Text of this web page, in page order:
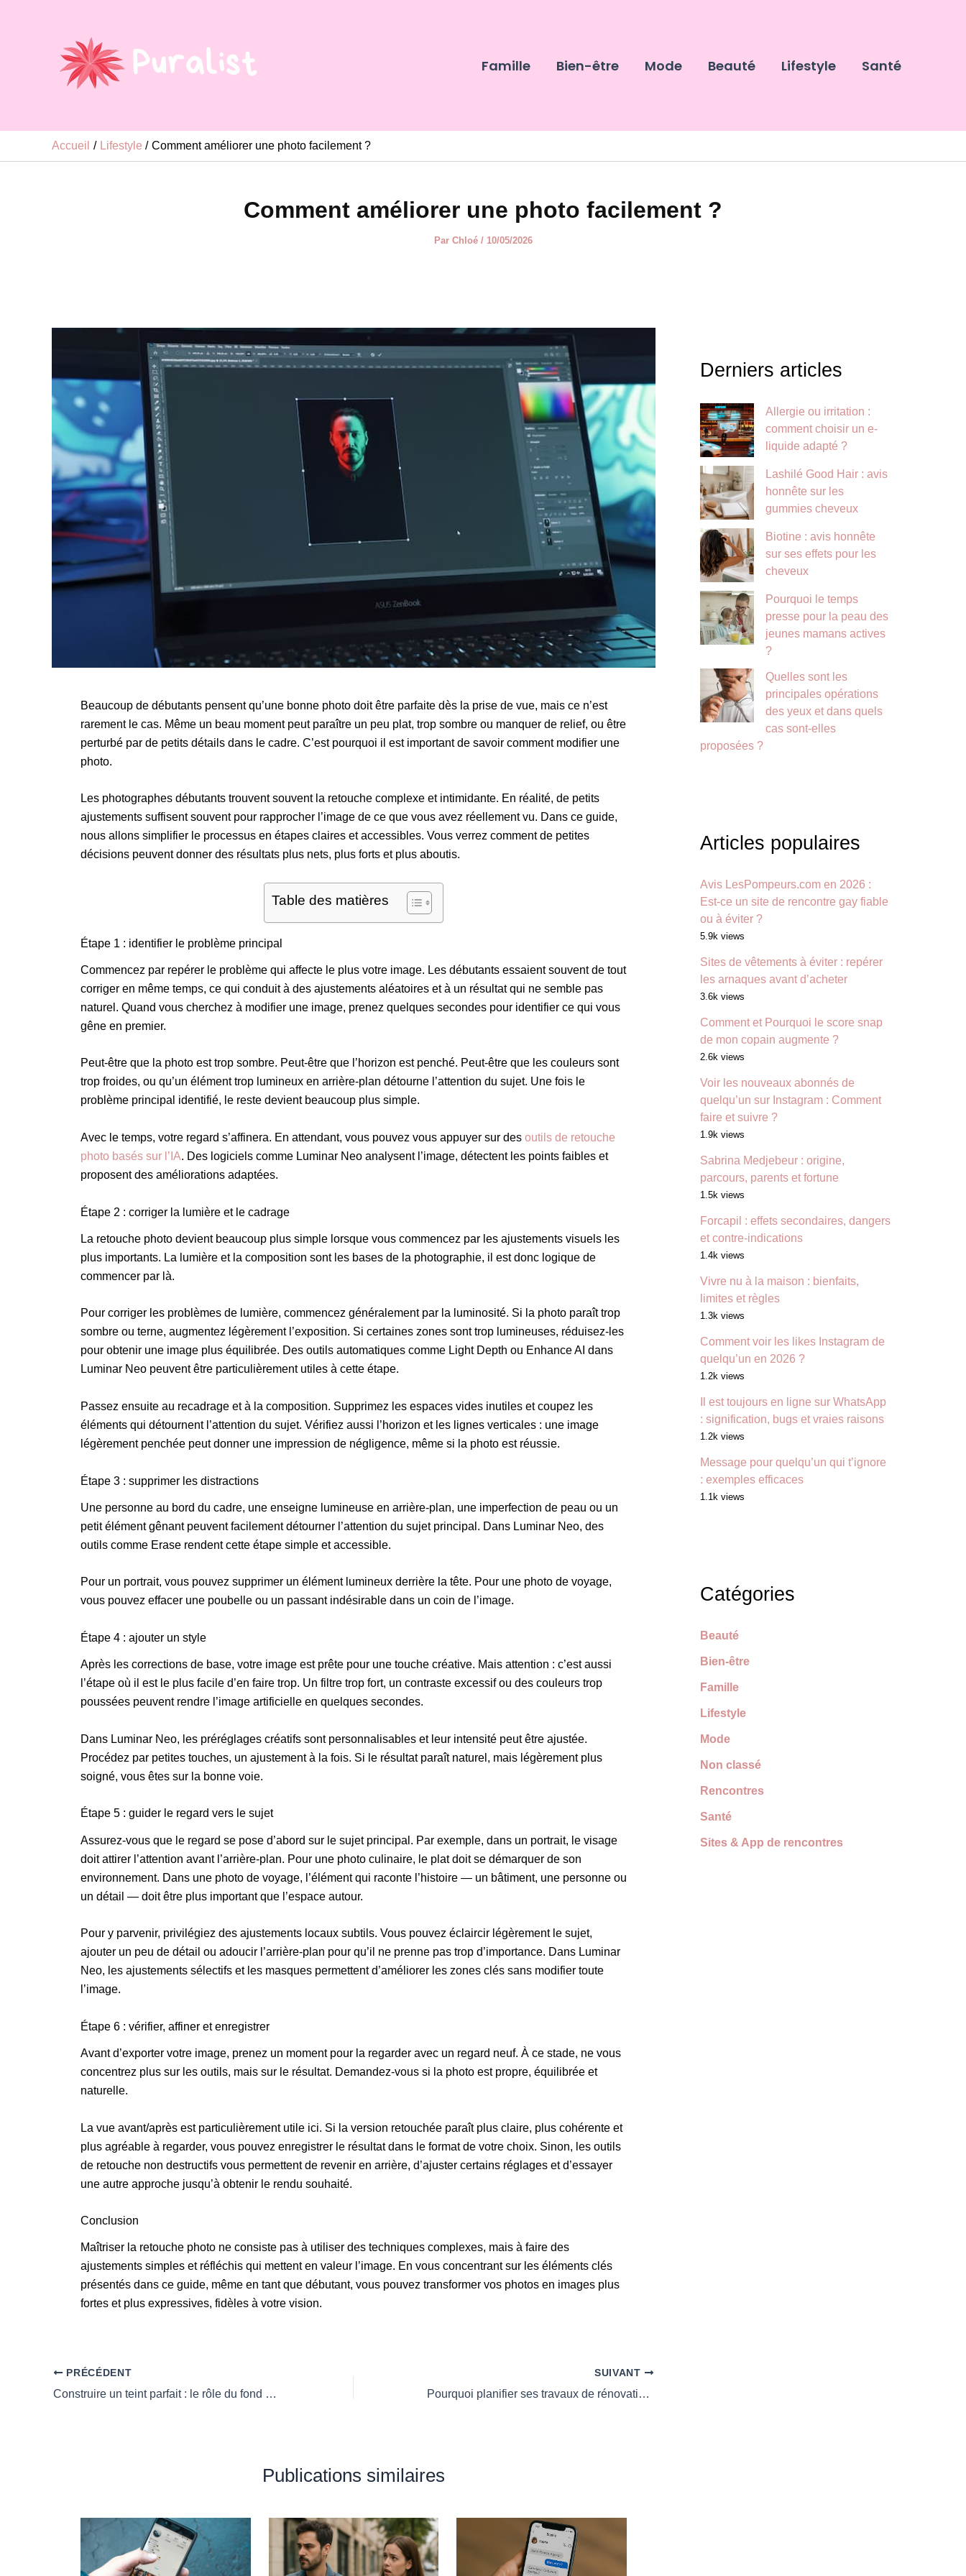
Famille Bien-être Mode Beauté Lifestyle Santé
Accueil Lifestyle Comment améliorer une photo facilement ?
Comment améliorer une photo facilement ?
Par Chloé / 10/05/2026
Beaucoup de débutants pensent qu’une bonne photo doit être parfaite dès la prise de vue, mais ce n’est
rarement le cas. Même un beau moment peut paraître un peu plat, trop sombre ou manquer de relief, ou être
perturbé par de petits détails dans le cadre. C’est pourquoi il est important de savoir comment modifier une
photo.
Les photographes débutants trouvent souvent la retouche complexe et intimidante. En réalité, de petits
ajustements suffisent souvent pour rapprocher l’image de ce que vous avez réellement vu. Dans ce guide,
nous allons simplifier le processus en étapes claires et accessibles. Vous verrez comment de petites
décisions peuvent donner des résultats plus nets, plus forts et plus aboutis.
Table des matières
Étape 1 : identifier le problème principal
Commencez par repérer le problème qui affecte le plus votre image. Les débutants essaient souvent de tout
corriger en même temps, ce qui conduit à des ajustements aléatoires et à un résultat qui ne semble pas
naturel. Quand vous cherchez à modifier une image, prenez quelques secondes pour identifier ce qui vous
gêne en premier.
Peut-être que la photo est trop sombre. Peut-être que l’horizon est penché. Peut-être que les couleurs sont
trop froides, ou qu’un élément trop lumineux en arrière-plan détourne l’attention du sujet. Une fois le
problème principal identifié, le reste devient beaucoup plus simple.
Avec le temps, votre regard s’affinera. En attendant, vous pouvez vous appuyer sur des outils de retouche
photo basés sur l’IA. Des logiciels comme Luminar Neo analysent l’image, détectent les points faibles et
proposent des améliorations adaptées.
Étape 2 : corriger la lumière et le cadrage
La retouche photo devient beaucoup plus simple lorsque vous commencez par les ajustements visuels les
plus importants. La lumière et la composition sont les bases de la photographie, il est donc logique de
commencer par là.
Pour corriger les problèmes de lumière, commencez généralement par la luminosité. Si la photo paraît trop
sombre ou terne, augmentez légèrement l’exposition. Si certaines zones sont trop lumineuses, réduisez-les
pour obtenir une image plus équilibrée. Des outils automatiques comme Light Depth ou Enhance AI dans
Luminar Neo peuvent être particulièrement utiles à cette étape.
Passez ensuite au recadrage et à la composition. Supprimez les espaces vides inutiles et coupez les
éléments qui détournent l’attention du sujet. Vérifiez aussi l’horizon et les lignes verticales : une image
légèrement penchée peut donner une impression de négligence, même si la photo est réussie.
Étape 3 : supprimer les distractions
Une personne au bord du cadre, une enseigne lumineuse en arrière-plan, une imperfection de peau ou un
petit élément gênant peuvent facilement détourner l’attention du sujet principal. Dans Luminar Neo, des
outils comme Erase rendent cette étape simple et accessible.
Pour un portrait, vous pouvez supprimer un élément lumineux derrière la tête. Pour une photo de voyage,
vous pouvez effacer une poubelle ou un passant indésirable dans un coin de l’image.
Étape 4 : ajouter un style
Après les corrections de base, votre image est prête pour une touche créative. Mais attention : c’est aussi
l’étape où il est le plus facile d’en faire trop. Un filtre trop fort, un contraste excessif ou des couleurs trop
poussées peuvent rendre l’image artificielle en quelques secondes.
Dans Luminar Neo, les préréglages créatifs sont personnalisables et leur intensité peut être ajustée.
Procédez par petites touches, un ajustement à la fois. Si le résultat paraît naturel, mais légèrement plus
soigné, vous êtes sur la bonne voie.
Étape 5 : guider le regard vers le sujet
Assurez-vous que le regard se pose d’abord sur le sujet principal. Par exemple, dans un portrait, le visage
doit attirer l’attention avant l’arrière-plan. Pour une photo culinaire, le plat doit se démarquer de son
environnement. Dans une photo de voyage, l’élément qui raconte l’histoire — un bâtiment, une personne ou
un détail — doit être plus important que l’espace autour.
Pour y parvenir, privilégiez des ajustements locaux subtils. Vous pouvez éclaircir légèrement le sujet,
ajouter un peu de détail ou adoucir l’arrière-plan pour qu’il ne prenne pas trop d’importance. Dans Luminar
Neo, les ajustements sélectifs et les masques permettent d’améliorer les zones clés sans modifier toute
l’image.
Étape 6 : vérifier, affiner et enregistrer
Avant d’exporter votre image, prenez un moment pour la regarder avec un regard neuf. À ce stade, ne vous
concentrez plus sur les outils, mais sur le résultat. Demandez-vous si la photo est propre, équilibrée et
naturelle.
La vue avant/après est particulièrement utile ici. Si la version retouchée paraît plus claire, plus cohérente et
plus agréable à regarder, vous pouvez enregistrer le résultat dans le format de votre choix. Sinon, les outils
de retouche non destructifs vous permettent de revenir en arrière, d’ajuster certains réglages et d’essayer
une autre approche jusqu’à obtenir le rendu souhaité.
Conclusion
Maîtriser la retouche photo ne consiste pas à utiliser des techniques complexes, mais à faire des
ajustements simples et réfléchis qui mettent en valeur l’image. En vous concentrant sur les éléments clés
présentés dans ce guide, même en tant que débutant, vous pouvez transformer vos photos en images plus
fortes et plus expressives, fidèles à votre vision.
PRÉCÉDENT
Construire un teint parfait : le rôle du fond de teint dans un maquillage réussi
SUIVANT
Pourquoi planifier ses travaux de rénovation est essentiel en copropriété ?
Publications similaires
Derniers articles
Allergie ou irritation :
comment choisir un e-
liquide adapté ?
Lashilé Good Hair : avis
honnête sur les
gummies cheveux
Biotine : avis honnête
sur ses effets pour les
cheveux
Pourquoi le temps
presse pour la peau des
jeunes mamans actives
?
Quelles sont les
principales opérations
des yeux et dans quels
cas sont-elles
proposées ?
Articles populaires
Avis LesPompeurs.com en 2026 :
Est-ce un site de rencontre gay fiable
ou à éviter ?
5.9k views
Sites de vêtements à éviter : repérer
les arnaques avant d’acheter
3.6k views
Comment et Pourquoi le score snap
de mon copain augmente ?
2.6k views
Voir les nouveaux abonnés de
quelqu’un sur Instagram : Comment
faire et suivre ?
1.9k views
Sabrina Medjebeur : origine,
parcours, parents et fortune
1.5k views
Forcapil : effets secondaires, dangers
et contre-indications
1.4k views
Vivre nu à la maison : bienfaits,
limites et règles
1.3k views
Comment voir les likes Instagram de
quelqu’un en 2026 ?
1.2k views
Il est toujours en ligne sur WhatsApp
: signification, bugs et vraies raisons
1.2k views
Message pour quelqu’un qui t’ignore
: exemples efficaces
1.1k views
Catégories
Beauté
Bien-être
Famille
Lifestyle
Mode
Non classé
Rencontres
Santé
Sites & App de rencontres